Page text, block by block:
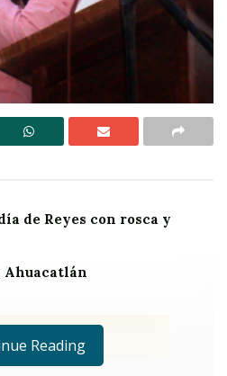
de Reyes con rosca y
Ahuacatlán
Reading